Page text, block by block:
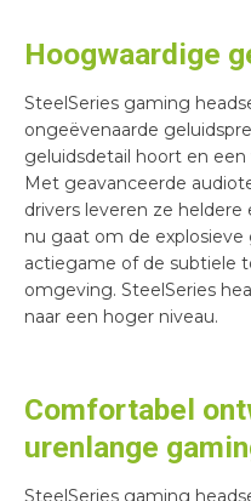
Hoogwaardige
SteelSeries gaming
ongeëvenaarde
geluidsdetail hoort en
Met geavanceerde
drivers leveren ze
nu gaat om de
actiegame of de subtiele
omgeving. SteelSeries
naar een hoger niveau.
Comfortabel
urenlange
SteelSeries gaming